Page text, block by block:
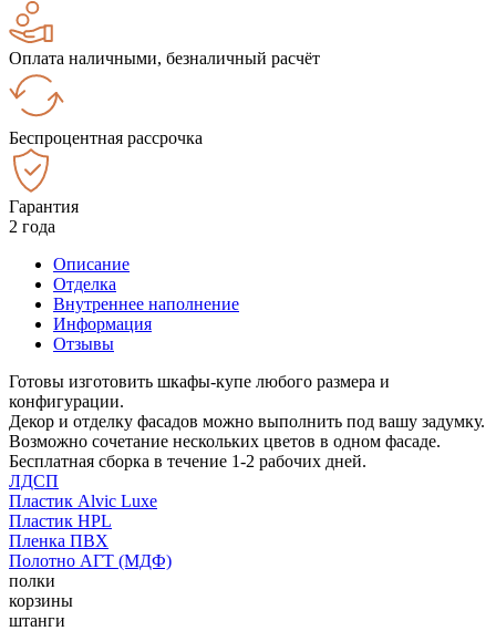
Оплата наличными, безналичный расчёт
Беспроцентная рассрочка
Гарантия
2 года
Описание
Отделка
Внутреннее наполнение
Информация
Отзывы
Готовы изготовить шкафы-купе любого размера и
конфигурации.
Декор и отделку фасадов можно выполнить под вашу задумку.
Возможно сочетание нескольких цветов в одном фасаде.
Бесплатная сборка в течение 1-2 рабочих дней.
ЛДСП
Пластик Alvic Luxe
Пластик HPL
Пленка ПВХ
Полотно АГТ (МДФ)
полки
корзины
штанги